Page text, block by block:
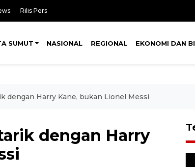
Rilis Pers
SUMUT NASIONAL REGIONAL EKONOMI DAN
dengan Harry Kane, bukan Lionel Messi
dengan Harry